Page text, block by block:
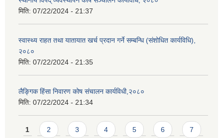
मिति: 07/22/2024 - 21:37
स्वास्थ्य राहत तथा यातायात खर्च प्रदान गर्ने सम्बन्धि (संशोधित कार्यविधि),
२०८०
मिति: 07/22/2024 - 21:35
लैङ्गिक हिंसा निवारण कोष संचालन कार्यविधी,२०८०
मिति: 07/22/2024 - 21:34
Pages
1 2 3 4 5 6 7